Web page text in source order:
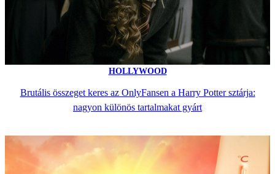
HOLLYWOOD
Brutális összeget keres az OnlyFansen a Harry Potter sztárja:
nagyon különös tartalmakat gyárt